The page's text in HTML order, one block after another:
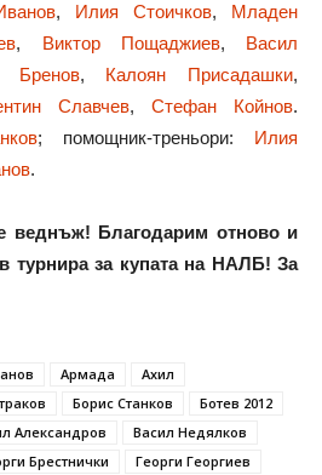
, Илия Стоичков, Младен
, Виктор Пощаджиев, Васил
Бренов, Калоян Присадашки,
Славчев, Стефан Койнов.
; помощник-треньори: Илия
.
Благодарим отново и
турнира за купата на НАЛБ! За
Армада
Ахил
Борис Станков
Ботев 2012
Александров
Васил Недялков
Брестнички
Георги Георгиев